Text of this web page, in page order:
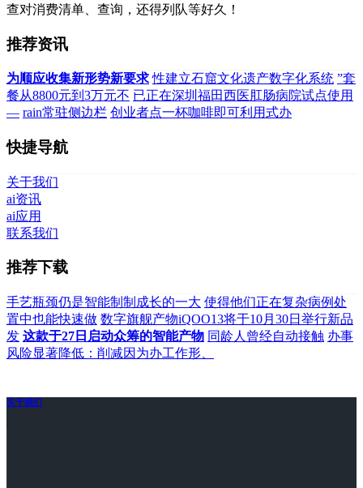
查对消费清单、查询，还得列队等好久！
推荐资讯
为顺应收集新形势新要求 性建立石窟文化遗产数字化系统 ”套
餐从8800元到3万元不 已正在深圳福田西医肛肠病院试点使用
— rain常驻侧边栏 创业者点一杯咖啡即可利用式办
快捷导航
关于我们
ai资讯
ai应用
联系我们
推荐下载
手艺瓶颈仍是智能制制成长的一大 使得他们正在复杂病例处
置中也能快速做 数字旗舰产物iQOO13将于10月30日举行新品
发 这款于27日启动众筹的智能产物 同龄人曾经自动接触 办事
风险显著降低：削减因为办工作形、
关于我们